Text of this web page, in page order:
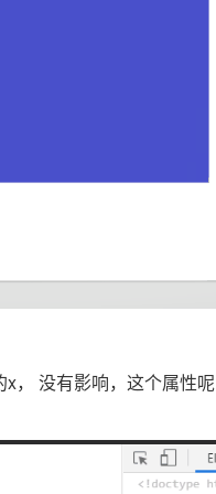
， 没有影响，这个属性